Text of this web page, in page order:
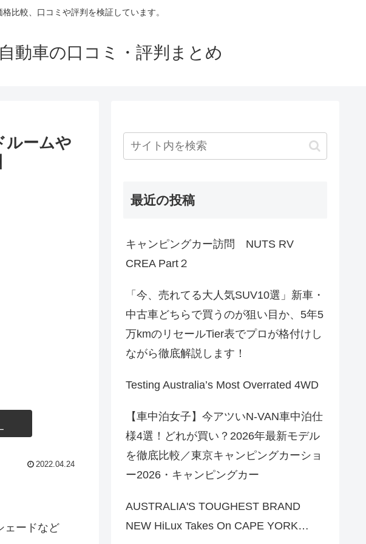
比較、口コミや評判を検証しています。
動車の口コミ・評判まとめ
ルームや
2022.04.24
ェードなど
最近の投稿
キャンピングカー訪問 NUTS RV
CREA Part２
「今、売れてる大人気SUV10選」新車・
中古車どちらで買うのが狙い目か、5年5
万kmのリセールTier表でプロが格付けし
ながら徹底解説します！
Testing Australia’s Most Overrated 4WD
【車中泊女子】今アツいN-VAN車中泊仕
様4選！どれが買い？2026年最新モデル
を徹底比較／東京キャンピングカーショ
ー2026・キャンピングカー
AUSTRALIA'S TOUGHEST BRAND
NEW HiLux Takes On CAPE YORK…